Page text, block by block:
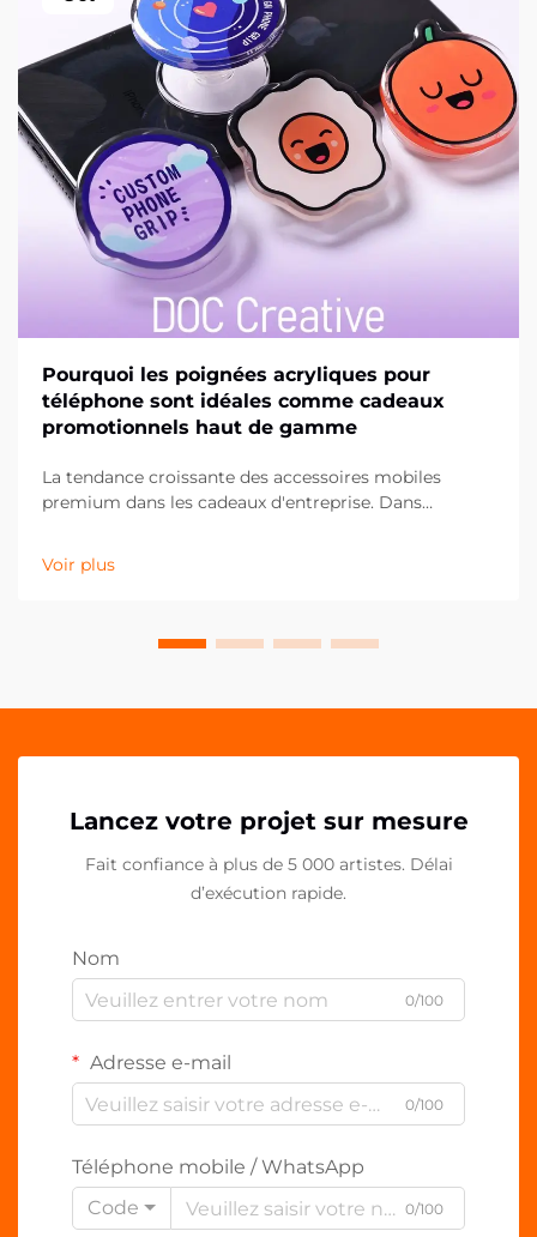
Pourquoi les poignées acryliques pour
téléphone sont idéales comme cadeaux
promotionnels haut de gamme
La tendance croissante des accessoires mobiles
premium dans les cadeaux d'entreprise. Dans
promotionnel, les entreprises recherchent
continuellement des moyens innovants de marquer
Voir plus
Lancez votre projet sur mesure
Fait confiance à plus de 5 000 artistes. Délai
d’exécution rapide.
Nom
0/100
Adresse e-mail
0/100
Téléphone mobile / WhatsApp
Code
0/100